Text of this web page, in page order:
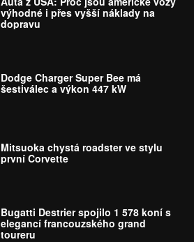
výhodné i přes vyšší náklady na
dopravu
Dodge Charger Super Bee má
šestiválec a výkon 447 kW
Mitsuoka chystá roadster ve stylu
první Corvette
Bugatti Destrier spojilo 1 578 koní s
elegancí francouzského grand
toureru